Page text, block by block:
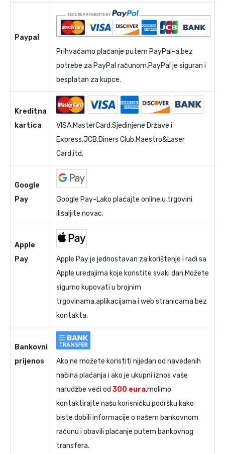
Paypal
Prihvaćamo plaćanje putem PayPal-a,bez
potrebe za PayPal računom.PayPal je siguran i
besplatan za kupce.
Kreditna
kartica
VISA,MasterCard,Sjedinjene Države i
Express,JCB,Diners Club,Maestro&Laser
Card,itd.
Google
Pay
Google Pay-Lako plaćajte online,u trgovini
ilišaljite novac.
Apple
Pay
Apple Pay je jednostavan za korištenje i radi sa
Apple uređajima koje koristite svaki dan.Možete
sigurno kupovati u brojnim
trgovinama,aplikacijama i web stranicama bez
kontakta.
Bankovni
prijenos
Ako ne možete koristiti nijedan od navedenih
načina plaćanja i ako je ukupni iznos vaše
narudžbe veći od 300 eura,molimo
kontaktirajte našu korisničku podršku kako
biste dobili informacije o našem bankovnom
računu i obavili plaćanje putem bankovnog
transfera.